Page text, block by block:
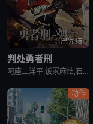
已完结
判处勇者刑
阿座上洋平,饭冢麻结,石上静香,堀江瞬,土岐隼一,上田燿司,松冈祯丞,福岛润,千叶翔也,日笠阳子,中村悠一,大西沙织
动作